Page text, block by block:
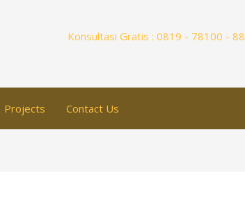
Konsultasi Gratis : 0819 - 78100 - 88
Projects Contact Us